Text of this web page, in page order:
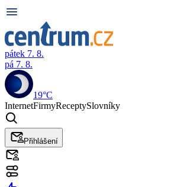
pátek 7. 8.
pá 7. 8.
19°C
InternetFirmyReceptySlovníky
Přihlášení